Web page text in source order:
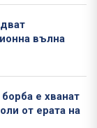
вълна
е хванат
от ерата на